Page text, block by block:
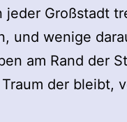
jeder Großstadt
und wenige
am Rand der
der bleibt,